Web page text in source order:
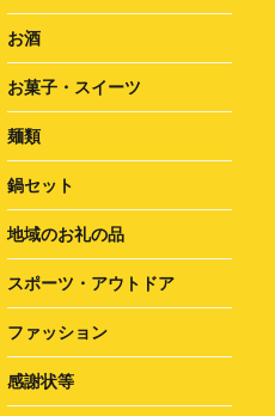
お酒
お菓子・スイーツ
麺類
鍋セット
地域のお礼の品
スポーツ・アウトドア
ファッション
感謝状等